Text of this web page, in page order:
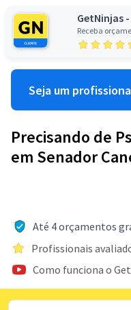
GetNinjas
Receba
Seja um
Precisando de
em Senador
Até 4 orçamentos
Profissionais
Como funciona o